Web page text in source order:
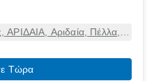
ΑΡΙΔΑΙΑ, Αριδαία, Πέλλα,
Τώρα